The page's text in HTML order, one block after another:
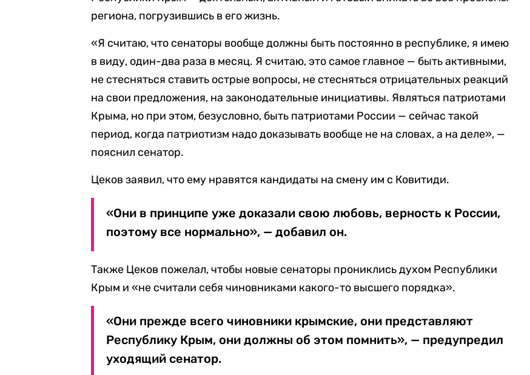
региона, погрузившись в его жизнь.
«Я считаю, что сенаторы вообще должны быть постоянно в республике, я имею
в виду, один-два раза в месяц. Я считаю, это самое главное — быть активными,
не стесняться ставить острые вопросы, не стесняться отрицательных реакций
на свои предложения, на законодательные инициативы. Являться патриотами
Крыма, но при этом, безусловно, быть патриотами России — сейчас такой
период, когда патриотизм надо доказывать вообще не на словах, а на деле», —
пояснил сенатор.
Цеков заявил, что ему нравятся кандидаты на смену им с Ковитиди.
«Они в принципе уже доказали свою любовь, верность к России,
поэтому все нормально», — добавил он.
Также Цеков пожелал, чтобы новые сенаторы прониклись духом Республики
Крым и «не считали себя чиновниками какого-то высшего порядка».
«Они прежде всего чиновники крымские, они представляют
Республику Крым, они должны об этом помнить», — предупредил
уходящий сенатор.